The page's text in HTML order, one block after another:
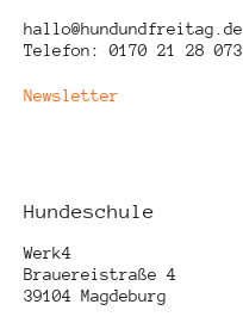
hallo@hundundfreitag.de
Telefon: 0170 21 28 073
Newsletter
Hundeschule
Werk4
Brauereistraße 4
39104 Magdeburg